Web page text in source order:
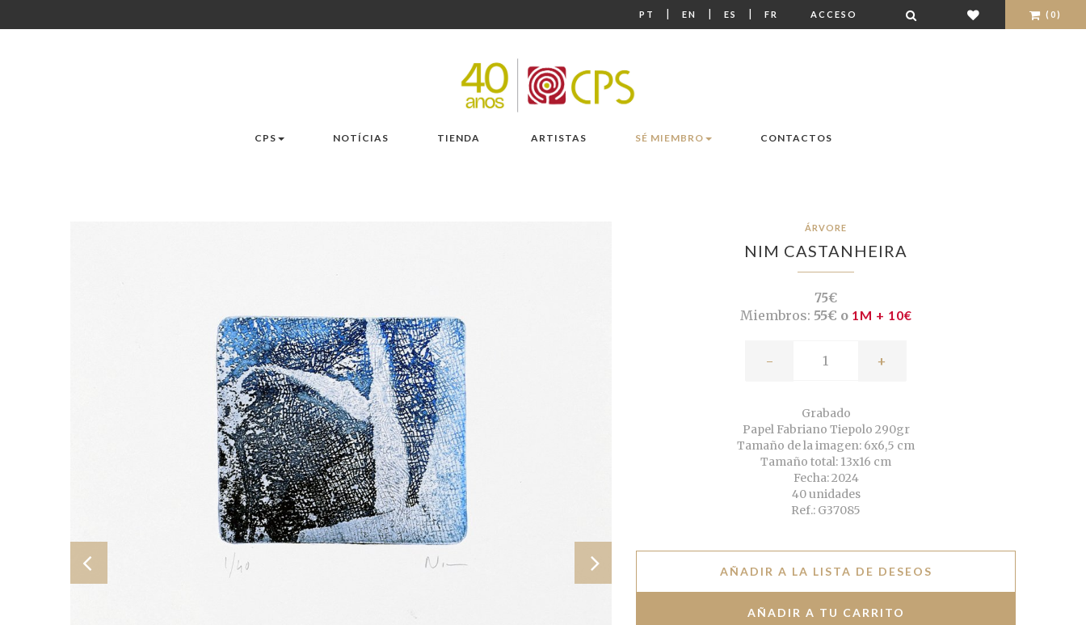
PT | EN | ES | FR ACCESO (0)
CPS NOTÍCIAS TIENDA ARTISTAS SÉ MIEMBRO CONTACTOS
ÁRVORE
NIM CASTANHEIRA
75€
Miembros: 55€ o 1M + 10€
- +
Grabado
Papel Fabriano Tiepolo 290gr
Tamaño de la imagen: 6x6,5 cm
Tamaño total: 13x16 cm
Fecha: 2024
40 unidades
Ref.: G37085
AÑADIR A LA LISTA DE DESEOS